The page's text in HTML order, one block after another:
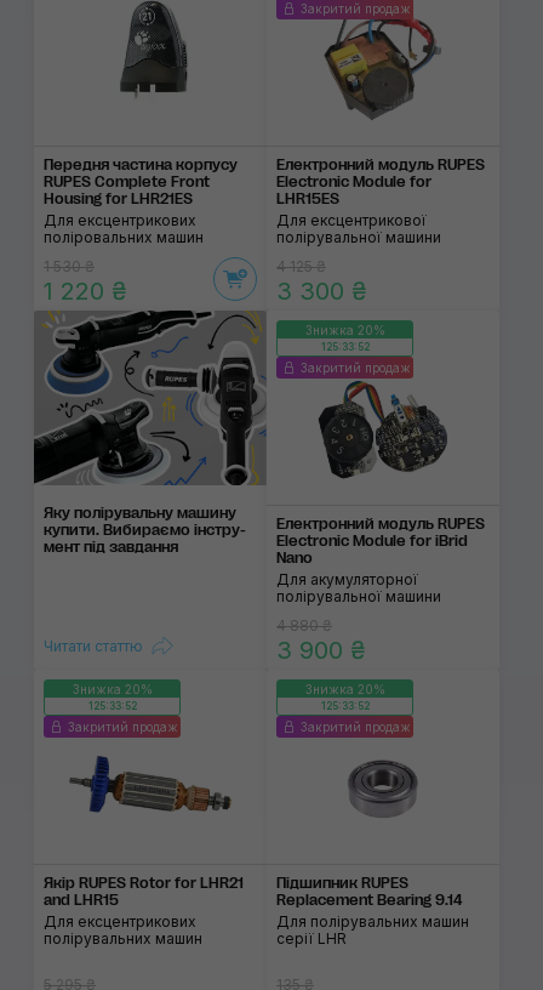
Передня частина кор­пусу
RUPES Complete Front
Housing for LHR21ES
Для ексцентрикових
поліровальних машин
1 530 ₴
1 220 ₴
Закритий продаж
Електронний модуль RUPES
Electronic Module for
LHR15ES
Для ексцентрикової
полірувальної машини
4 125 ₴
3 300 ₴
Яку полірувальну ма­шину
ку­пи­ти. Ви­би­раємо інст­ру­
мент під зав­дання
Читати статтю
Знижка 20%
125:33:52
Закритий продаж
Електронний модуль RUPES
Electronic Module for iBrid
Nano
Для акумуляторної
полірувальної машини
4 880 ₴
3 900 ₴
Знижка 20%
125:33:52
Закритий продаж
Якір RUPES Rotor for LHR21
and LHR15
Для ексцентрикових
полірувальних машин
5 295 ₴
Знижка 20%
125:33:52
Закритий продаж
Підшипник RUPES
Replacement Bearing 9.14
Для полірувальних машин
серії LHR
135 ₴